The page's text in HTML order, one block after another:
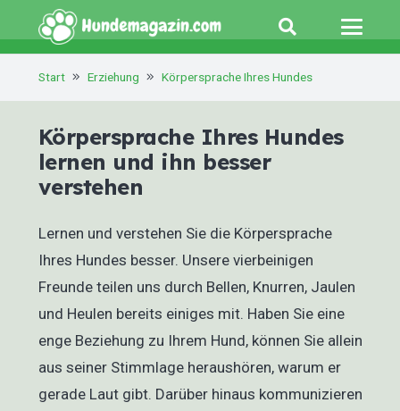
Start Erziehung Körpersprache Ihres Hundes
Körpersprache Ihres Hundes
lernen und ihn besser
verstehen
Lernen und verstehen Sie die Körpersprache
Ihres Hundes besser. Unsere vierbeinigen
Freunde teilen uns durch Bellen, Knurren, Jaulen
und Heulen bereits einiges mit. Haben Sie eine
enge Beziehung zu Ihrem Hund, können Sie allein
aus seiner Stimmlage heraushören, warum er
gerade Laut gibt. Darüber hinaus kommunizieren